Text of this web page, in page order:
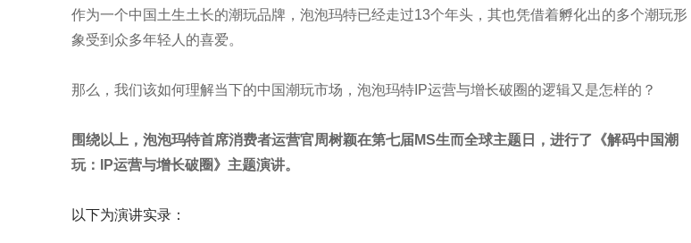
作为一个中国土生土长的潮玩品牌，泡泡玛特已经走过13个年头，其也凭借着孵化出的多个潮玩形
象受到众多年轻人的喜爱。
那么，我们该如何理解当下的中国潮玩市场，泡泡玛特IP运营与增长破圈的逻辑又是怎样的？
围绕以上，泡泡玛特首席消费者运营官周树颖在第七届MS生而全球主题日，进行了《解码中国潮
玩：IP运营与增长破圈》主题演讲。
以下为演讲实录：